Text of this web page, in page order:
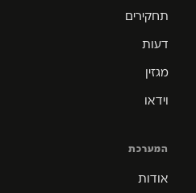
תחקירים
דעות
מגזין
וידאו
המערכת
אודות